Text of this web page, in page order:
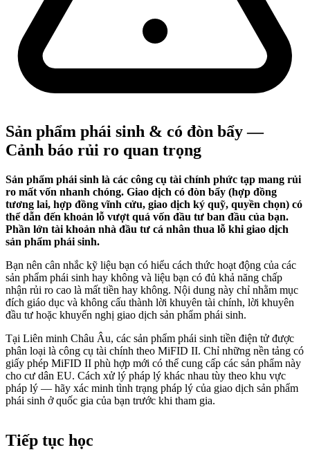
Sản phẩm phái sinh & có đòn bẩy —
Cảnh báo rủi ro quan trọng
Sản phẩm phái sinh là các công cụ tài chính phức tạp mang rủi
ro mất vốn nhanh chóng. Giao dịch có đòn bẩy (hợp đồng
tương lai, hợp đồng vĩnh cửu, giao dịch ký quỹ, quyền chọn) có
thể dẫn đến khoản lỗ vượt quá vốn đầu tư ban đầu của bạn.
Phần lớn tài khoản nhà đầu tư cá nhân thua lỗ khi giao dịch
sản phẩm phái sinh.
Bạn nên cân nhắc kỹ liệu bạn có hiểu cách thức hoạt động của các
sản phẩm phái sinh hay không và liệu bạn có đủ khả năng chấp
nhận rủi ro cao là mất tiền hay không. Nội dung này chỉ nhằm mục
đích giáo dục và không cấu thành lời khuyên tài chính, lời khuyên
đầu tư hoặc khuyến nghị giao dịch sản phẩm phái sinh.
Tại Liên minh Châu Âu, các sản phẩm phái sinh tiền điện tử được
phân loại là công cụ tài chính theo MiFID II. Chỉ những nền tảng có
giấy phép MiFID II phù hợp mới có thể cung cấp các sản phẩm này
cho cư dân EU. Cách xử lý pháp lý khác nhau tùy theo khu vực
pháp lý — hãy xác minh tình trạng pháp lý của giao dịch sản phẩm
phái sinh ở quốc gia của bạn trước khi tham gia.
Tiếp tục học